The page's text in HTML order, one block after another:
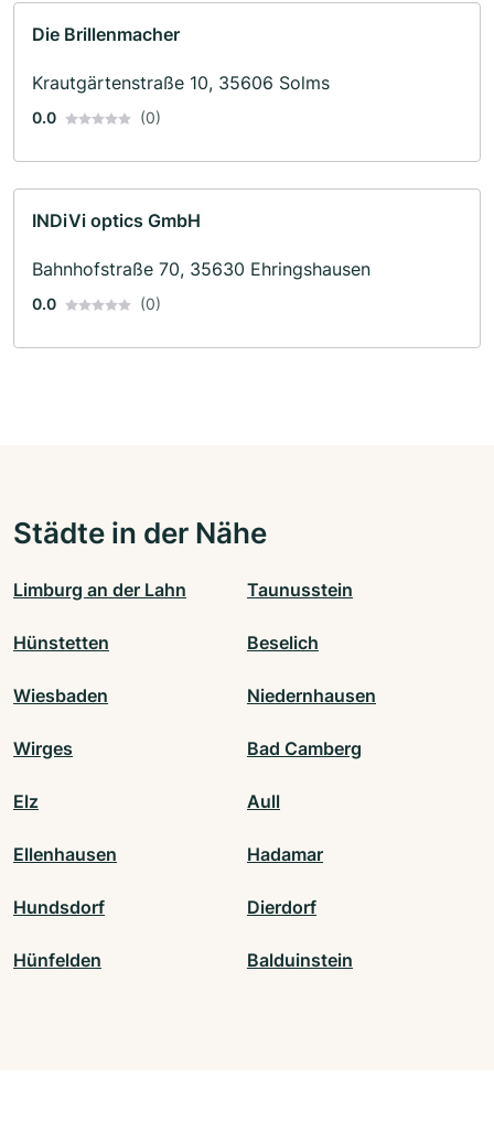
Die Brillenmacher
Krautgärtenstraße 10, 35606 Solms
0.0 (0)
INDiVi optics GmbH
Bahnhofstraße 70, 35630 Ehringshausen
0.0 (0)
Städte in der Nähe
Limburg an der Lahn Taunusstein
Hünstetten Beselich
Wiesbaden Niedernhausen
Wirges Bad Camberg
Elz Aull
Ellenhausen Hadamar
Hundsdorf Dierdorf
Hünfelden Balduinstein